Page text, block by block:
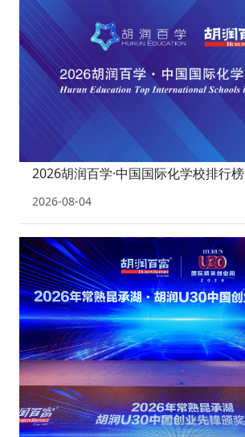
2026胡润百学·中国国际化学校排行榜
2026-08-04